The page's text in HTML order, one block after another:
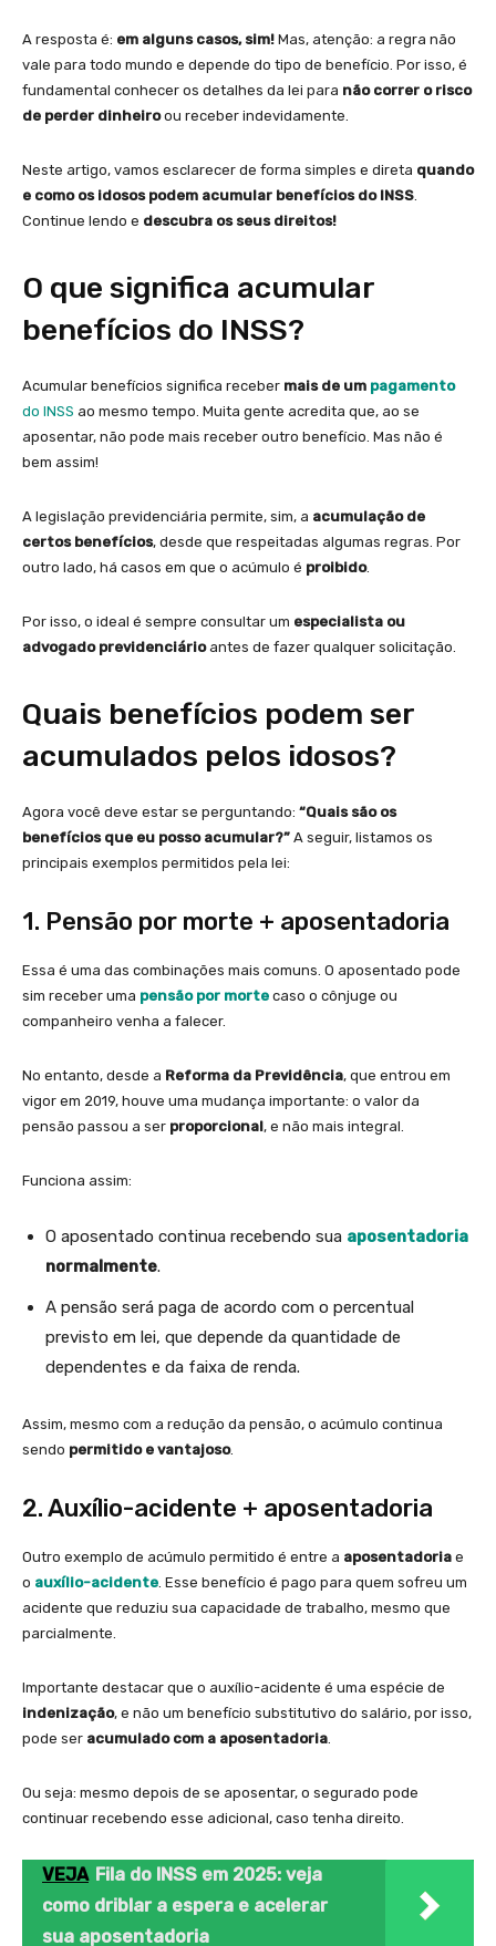
A resposta é: em alguns casos, sim! Mas, atenção: a regra não
vale para todo mundo e depende do tipo de benefício. Por isso, é
fundamental conhecer os detalhes da lei para não correr o risco
de perder dinheiroou receber indevidamente.
Neste artigo, vamos esclarecer de forma simples e direta quando
e como os idosos podem acumular benefícios do INSS.
Continue lendo e descubra os seus direitos!
O que significa acumular
benefícios do INSS?
Acumular benefícios significa receber mais de um pagamento
do INSS ao mesmo tempo. Muita gente acredita que, ao se
aposentar, não pode mais receber outro benefício. Mas não é
bem assim!
A legislação previdenciária permite, sim, a acumulação de
certos benefícios, desde que respeitadas algumas regras. Por
outro lado, há casos em que o acúmulo é proibido.
Por isso, o ideal é sempre consultar um especialista ou
advogado previdenciárioantes de fazer qualquer solicitação.
Quais benefícios podem ser
acumulados pelos idosos?
Agora você deve estar se perguntando: “Quais são os
benefícios que eu posso acumular?” A seguir, listamos os
principais exemplos permitidos pela lei:
1. Pensão por morte + aposentadoria
Essa é uma das combinações mais comuns. O aposentado pode
sim receber uma pensão por morte caso o cônjuge ou
companheiro venha a falecer.
No entanto, desde a Reforma da Previdência, que entrou em
vigor em 2019, houve uma mudança importante: o valor da
pensão passou a ser proporcional, e não mais integral.
Funciona assim:
O aposentado continua recebendo sua aposentadoria
normalmente.
A pensão será paga de acordo com o percentual
previsto em lei, que depende da quantidade de
dependentes e da faixa de renda.
Assim, mesmo com a redução da pensão, o acúmulo continua
sendo permitido e vantajoso.
2. Auxílio-acidente + aposentadoria
Outro exemplo de acúmulo permitido é entre a aposentadoria e
o auxílio-acidente. Esse benefício é pago para quem sofreu um
acidente que reduziu sua capacidade de trabalho, mesmo que
parcialmente.
Importante destacar que o auxílio-acidente é uma espécie de
indenização, e não um benefício substitutivo do salário, por isso,
pode ser acumulado com a aposentadoria.
Ou seja: mesmo depois de se aposentar, o segurado pode
continuar recebendo esse adicional, caso tenha direito.
VEJA Fila do INSS em 2025: veja
como driblar a espera e acelerar
sua aposentadoria